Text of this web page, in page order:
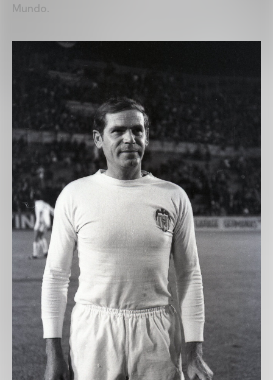
Mundo.